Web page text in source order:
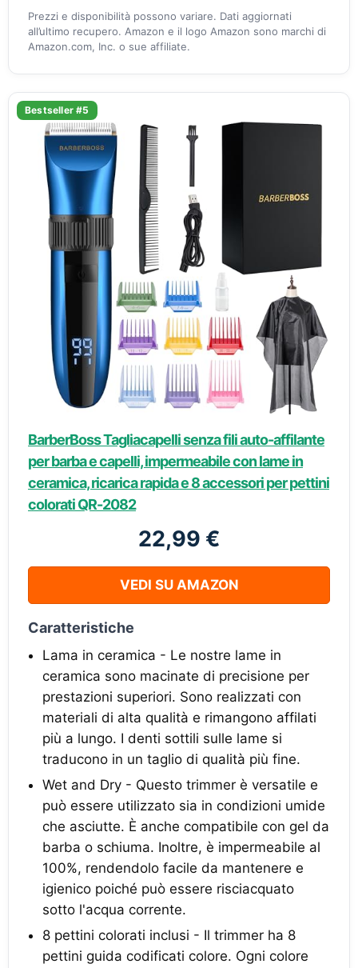
Prezzi e disponibilità possono variare. Dati aggiornati
all’ultimo recupero. Amazon e il logo Amazon sono marchi di
Amazon.com, Inc. o sue affiliate.
Bestseller #5
BarberBoss Tagliacapelli senza fili auto-affilante
per barba e capelli, impermeabile con lame in
ceramica, ricarica rapida e 8 accessori per pettini
colorati QR-2082
22,99 €
VEDI SU AMAZON
Caratteristiche
Lama in ceramica - Le nostre lame in
ceramica sono macinate di precisione per
prestazioni superiori. Sono realizzati con
materiali di alta qualità e rimangono affilati
più a lungo. I denti sottili sulle lame si
traducono in un taglio di qualità più fine.
Wet and Dry - Questo trimmer è versatile e
può essere utilizzato sia in condizioni umide
che asciutte. È anche compatibile con gel da
barba o schiuma. Inoltre, è impermeabile al
100%, rendendolo facile da mantenere e
igienico poiché può essere risciacquato
sotto l'acqua corrente.
8 pettini colorati inclusi - Il trimmer ha 8
pettini guida codificati colore. Ogni colore